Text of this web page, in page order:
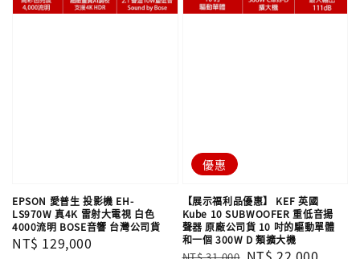
EPSON 愛普生 投影機 EH-
LS970W 真4K 雷射大電視 白色
4000流明 BOSE音響 台灣公司貨
Regular
NT$ 129,000
優惠
【展示福利品優惠】 KEF 英國
Kube 10 SUBWOOFER 重低音揚
聲器 原廠公司貨 10 吋的驅動單體
和一個 300W D 類擴大機